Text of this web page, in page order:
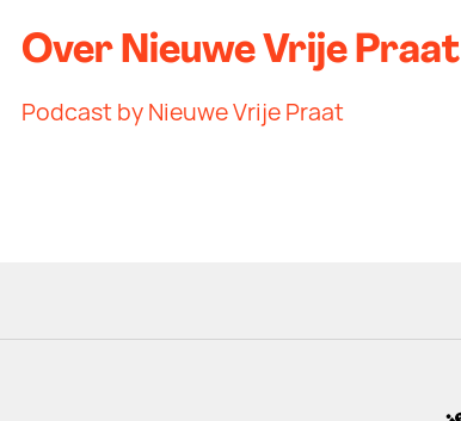
Over Nieuwe Vrije Praat
Podcast by Nieuwe Vrije Praat